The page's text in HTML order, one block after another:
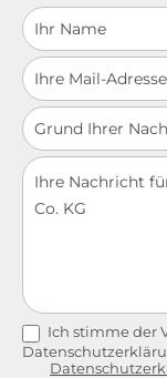
Schnellkontakt
GHV
Ich stimme der